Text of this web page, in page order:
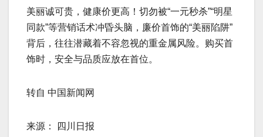
美丽诚可贵，健康价更高！切勿被“一元秒杀”“明星
同款”等营销话术冲昏头脑，廉价首饰的“美丽陷阱”
背后，往往潜藏着不容忽视的重金属风险。购买首
饰时，安全与品质应放在首位。
转自 中国新闻网
来源： 四川日报